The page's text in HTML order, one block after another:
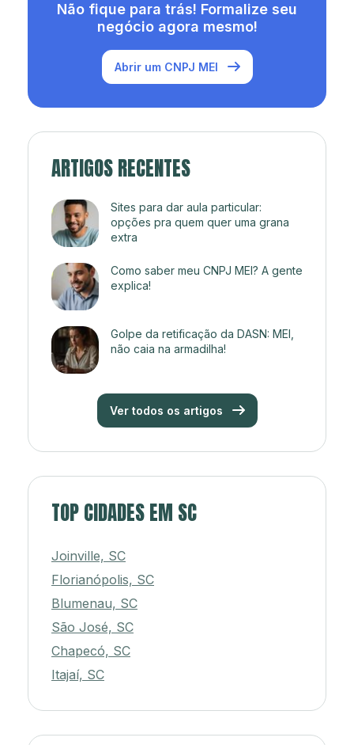
Não fique para trás! Formalize seu
negócio agora mesmo!
Abrir um CNPJ MEI
ARTIGOS RECENTES
Sites para dar aula particular:
opções pra quem quer uma grana
extra
Como saber meu CNPJ MEI? A gente
explica!
Golpe da retificação da DASN: MEI,
não caia na armadilha!
Ver todos os artigos
TOP CIDADES EM SC
Joinville, SC
Florianópolis, SC
Blumenau, SC
São José, SC
Chapecó, SC
Itajaí, SC